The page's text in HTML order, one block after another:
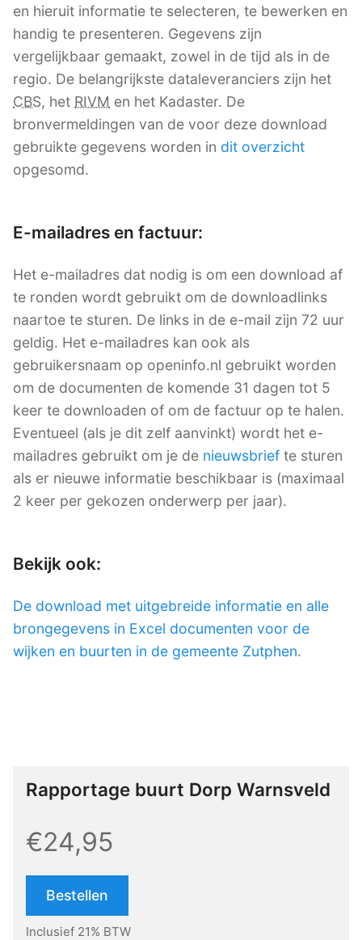
en hieruit informatie te selecteren, te bewerken en
handig te presenteren. Gegevens zijn
vergelijkbaar gemaakt, zowel in de tijd als in de
regio. De belangrijkste dataleveranciers zijn het
CBS, het RIVM en het Kadaster. De
bronvermeldingen van de voor deze download
gebruikte gegevens worden in dit overzicht
opgesomd.
E-mailadres en factuur:
Het e-mailadres dat nodig is om een download af
te ronden wordt gebruikt om de downloadlinks
naartoe te sturen. De links in de e-mail zijn 72 uur
geldig. Het e-mailadres kan ook als
gebruikersnaam op openinfo.nl gebruikt worden
om de documenten de komende 31 dagen tot 5
keer te downloaden of om de factuur op te halen.
Eventueel (als je dit zelf aanvinkt) wordt het e-
mailadres gebruikt om je de nieuwsbrief te sturen
als er nieuwe informatie beschikbaar is (maximaal
2 keer per gekozen onderwerp per jaar).
Bekijk ook:
De download met uitgebreide informatie en alle
brongegevens in Excel documenten voor de
wijken en buurten in de gemeente Zutphen.
Rapportage buurt Dorp Warnsveld
€24,95
Bestellen
Inclusief 21% BTW